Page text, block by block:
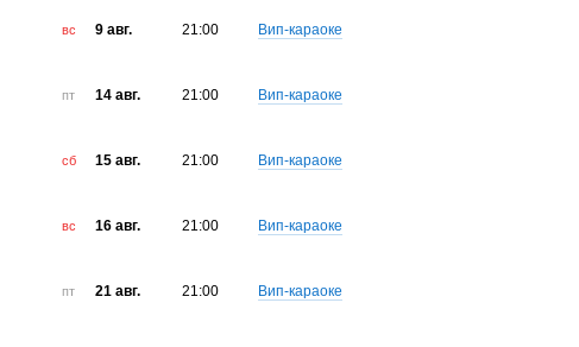
вс 9 авг. 21:00 Вип-караоке
пт 14 авг. 21:00 Вип-караоке
сб 15 авг. 21:00 Вип-караоке
вс 16 авг. 21:00 Вип-караоке
пт 21 авг. 21:00 Вип-караоке